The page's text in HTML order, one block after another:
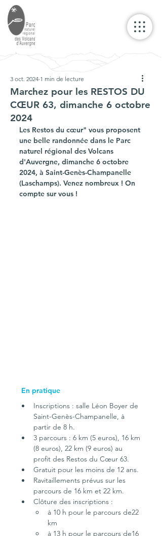
Marchez pour les RESTOS DU
CŒUR 63, dimanche 6 octobre
2024
3 oct. 2024 1 min de lecture
Les Restos du cœur" vous proposent
une belle randonnée dans le Parc
naturel régional des Volcans
d'Auvergne, dimanche 6 octobre
2024, à Saint-Genès-Champanelle
(Laschamps). Venez nombreux ! On
compte sur vous !
En pratique
Inscriptions : salle Léon Boyer de
Saint-Genès-Champanelle, à
partir de 8 h.
3 parcours : 6 km (5 euros), 16 km
(8 euros), 22 km (9 euros) au
profit des Restos du Cœur 63.
Gratuit pour les moins de 12 ans.
Ravitaillements prévus sur les
parcours de 16 km et 22 km.
Clôture des inscriptions :
à 10 h pour le parcours de22
km
à 13 h pour le parcours de16